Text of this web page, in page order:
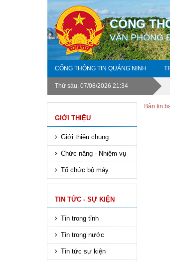
CỔNG
VĂN PHÒNG
CỔNG THÔNG TIN QUẢNG NINH
Thứ sáu, 07/08/2026 21:34
GIỚI THIỆU
Giới thiệu chung
Chức năng - Nhiệm vụ
Tổ chức bộ máy
TIN TỨC - SỰ KIỆN
Tin trong tỉnh
Tin trong nước
Tin tức sự kiện
Bản tin